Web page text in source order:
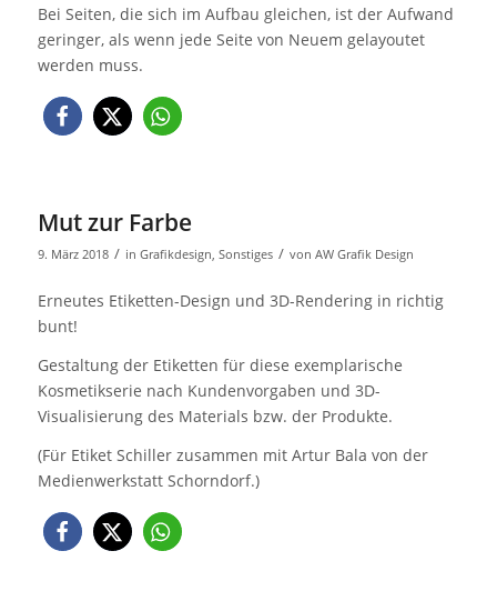
Bei Seiten, die sich im Aufbau gleichen, ist der Aufwand
geringer, als wenn jede Seite von Neuem gelayoutet
werden muss.
Mut zur Farbe
9. März 2018 / in Grafikdesign Sonstiges / von AW Grafik Design
Erneutes Etiketten-Design und 3D-Rendering in richtig
bunt!
Gestaltung der Etiketten für diese exemplarische
Kosmetikserie nach Kundenvorgaben und 3D-
Visualisierung des Materials bzw. der Produkte.
(Für Etiket Schiller zusammen mit Artur Bala von der
Medienwerkstatt Schorndorf.)